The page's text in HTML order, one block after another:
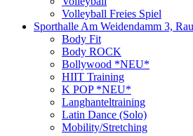
Volleyball Freies Spiel
Sporthalle Am Weidendamm 3,
Body Fit
Body ROCK
Bollywood *NEU*
HIIT Training
K POP *NEU*
Langhanteltraining
Latin Dance (Solo)
Mobility/Stretching